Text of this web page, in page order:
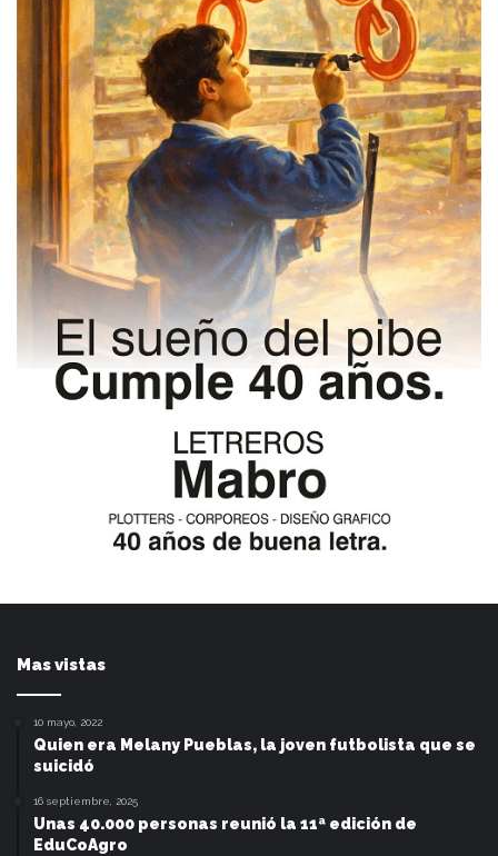
Mas vistas
10 mayo, 2022
Quien era Melany Pueblas, la joven futbolista que se
suicidó
16 septiembre, 2025
Unas 40.000 personas reunió la 11ª edición de
EduCoAgro